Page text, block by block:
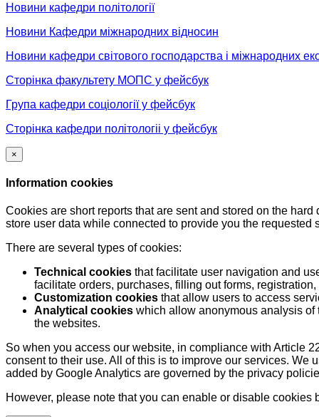
Новини кафедри політології
Новини Кафедри міжнародних відносин
Новини кафедри світового господарства і міжнародних
Сторінка факультету МОПС у фейсбук
Група кафедри соціології у фейсбук
Сторінка кафедри політологіі у фейсбук
×
Information cookies
Cookies are short reports that are sent and stored on the
store user data while connected to provide you the
There are several types of cookies:
Technical cookies that facilitate user navigation and
facilitate orders, purchases, filling out forms,
Customization cookies that allow users to access
Analytical cookies which allow anonymous analysis
the websites.
So when you access our website, in compliance with Article
consent to their use. All of this is to improve our services.
added by Google Analytics are governed by the privacy
However, please note that you can enable or disable cookies